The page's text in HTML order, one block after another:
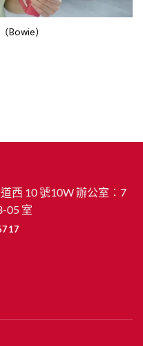
Bowie）
西 10 號10W 辦公室：7
05 室